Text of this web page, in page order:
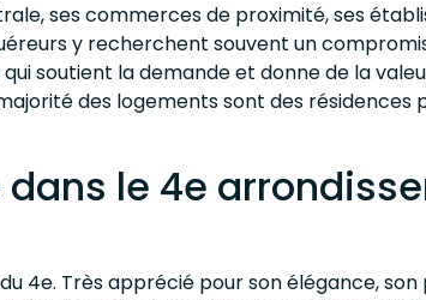
ses commerces de proximité, ses
y recherchent souvent un
soutient la demande et donne de la
des logements sont des résidences
le 4e
4e. Très apprécié pour son élégance,